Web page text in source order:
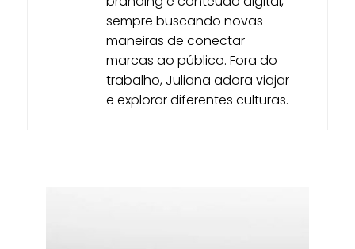
sempre buscando novas
maneiras de conectar
marcas ao público. Fora do
trabalho, Juliana adora viajar
e explorar diferentes culturas.